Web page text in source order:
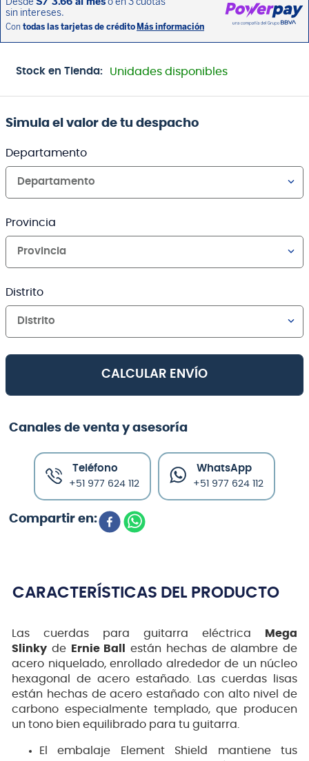
Stock en Tienda: Unidades disponibles
Simula el valor de tu despacho
Departamento
Departamento
Provincia
Provincia
Distrito
Distrito
CALCULAR ENVÍO
Canales de venta y asesoría
Teléfono
+51 977 624 112
WhatsApp
+51 977 624 112
CARACTERÍSTICAS DEL PRODUCTO
Las cuerdas para guitarra eléctrica
Mega
Slinky de Ernie Ball
están hechas de alambre de
acero niquelado, enrollado alrededor de un núcleo
hexagonal de acero estañado. Las cuerdas lisas
están hechas de acero estañado con alto nivel de
carbono especialmente templado, que producen
un tono bien equilibrado para tu guitarra.
El embalaje Element Shield mantiene tus